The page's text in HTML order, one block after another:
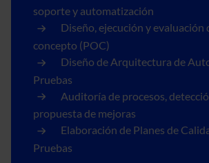
soporte y automatización
Diseño, ejecución y evaluación
concepto (POC)
Diseño de Arquitectura de
Pruebas
Auditoría de procesos,
propuesta de mejoras
Elaboración de Planes de
Pruebas